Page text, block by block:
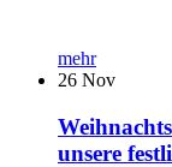
mehr
26 Nov
unsere